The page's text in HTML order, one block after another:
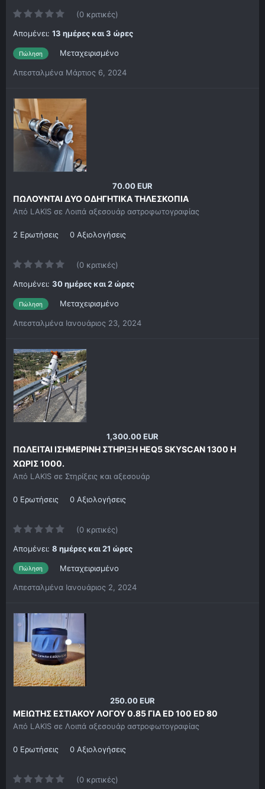
(0 κριτικές)
Απομένει: 13 ημέρες και 3 ώρες
Πώληση Μεταχειρισμένο
Απεσταλμένα Μάρτιος 6, 2024
70.00 EUR
ΠΩΛΟΥΝΤΑΙ ΔΥΟ ΟΔΗΓΗΤΙΚΑ ΤΗΛΕΣΚΟΠΙΑ
Από LAKIS σε Λοιπά αξεσουάρ αστροφωτογραφίας
2 Ερωτήσεις 0 Αξιολογήσεις
(0 κριτικές)
Απομένει: 30 ημέρες και 2 ώρες
Πώληση Μεταχειρισμένο
Απεσταλμένα Ιανουάριος 23, 2024
1,300.00 EUR
ΠΩΛΕΙΤΑΙ ΙΣΗΜΕΡΙΝΗ ΣΤΗΡΙΞΗ HEQ5 SKYSCAN 1300 Η
ΧΩΡΙΣ 1000.
Από LAKIS σε Στηρίξεις και αξεσουάρ
0 Ερωτήσεις 0 Αξιολογήσεις
(0 κριτικές)
Απομένει: 8 ημέρες και 21 ώρες
Πώληση Μεταχειρισμένο
Απεσταλμένα Ιανουάριος 2, 2024
250.00 EUR
ΜΕΙΩΤΗΣ ΕΣΤΙΑΚΟΥ ΛΟΓΟΥ 0.85 ΓΙΑ ED 100 ED 80
Από LAKIS σε Λοιπά αξεσουάρ αστροφωτογραφίας
0 Ερωτήσεις 0 Αξιολογήσεις
(0 κριτικές)